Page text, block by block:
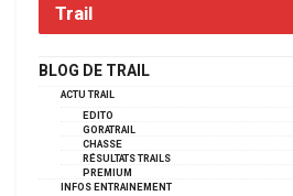
Trail
BLOG DE TRAIL
ACTU TRAIL
EDITO
GORATRAIL
CHASSE
RÉSULTATS TRAILS
PREMIUM
INFOS ENTRAINEMENT